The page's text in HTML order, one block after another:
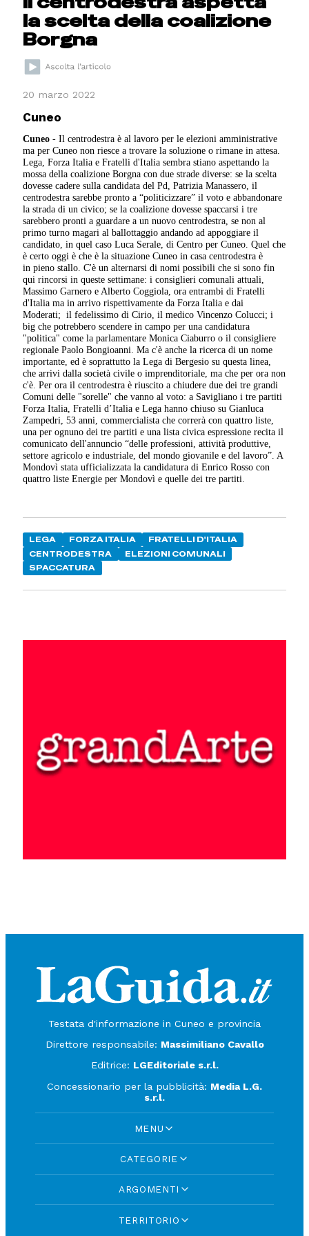
la scelta della coalizione
Borgna
20 marzo 2022
Cuneo
Cuneo - Il centrodestra è al lavoro per le elezioni amministrative
ma per Cuneo non riesce a trovare la soluzione o rimane in attesa.
Lega, Forza Italia e Fratelli d'Italia sembra stiano aspettando la
mossa della coalizione Borgna con due strade diverse: se la scelta
dovesse cadere sulla candidata del Pd, Patrizia Manassero, il
centrodestra sarebbe pronto a “politicizzare” il voto e abbandonare
la strada di un civico; se la coalizione dovesse spaccarsi i tre
sarebbero pronti a guardare a un nuovo centrodestra, se non al
primo turno magari al ballottaggio andando ad appoggiare il
candidato, in quel caso Luca Serale, di Centro per Cuneo. Quel che
è certo oggi è che è la situazione Cuneo in casa centrodestra è
in pieno stallo. C'è un alternarsi di nomi possibili che si sono fin
qui rincorsi in queste settimane: i consiglieri comunali attuali,
Massimo Garnero e Alberto Coggiola, ora entrambi di Fratelli
d'Italia ma in arrivo rispettivamente da Forza Italia e dai
Moderati; il fedelissimo di Cirio, il medico Vincenzo Colucci; i
big che potrebbero scendere in campo per una candidatura
"politica" come la parlamentare Monica Ciaburro o il consigliere
regionale Paolo Bongioanni. Ma c'è anche la ricerca di un nome
importante, ed è soprattutto la Lega di Bergesio su questa linea,
che arrivi dalla società civile o imprenditoriale, ma che per ora non
c'è. Per ora il centrodestra è riuscito a chiudere due dei tre grandi
Comuni delle "sorelle" che vanno al voto: a Savigliano i tre partiti
Forza Italia, Fratelli d’Italia e Lega hanno chiuso su Gianluca
Zampedri, 53 anni, commercialista che correrà con quattro liste,
una per ognuno dei tre partiti e una lista civica espressione recita il
comunicato dell'annuncio “delle professioni, attività produttive,
settore agricolo e industriale, del mondo giovanile e del lavoro”. A
Mondovì stata ufficializzata la candidatura di Enrico Rosso con
quattro liste Energie per Mondovì e quelle dei tre partiti.
LEGA FORZA ITALIA
FRATELLI D'ITALIA
CENTRODESTRA
ELEZIONI COMUNALI
SPACCATURA
Testata d'informazione in Cuneo e provincia
Direttore responsabile: Massimiliano Cavallo
Editrice: LGEditoriale s.r.l.
Concessionario per la pubblicità: Media L.G.
s.r.l.
MENU
CATEGORIE
ARGOMENTI
TERRITORIO